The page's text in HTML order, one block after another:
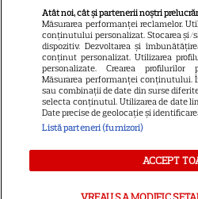
Copyright2026 Ringier Romania
Jocurile de noroc sunt
Atât noi, cât și partenerii noștri
Măsurarea performanței reclamelor.
conținutului personalizat. Stocarea și/
dispozitiv. Dezvoltarea și
conținut personalizat. Utilizarea
personalizate. Crearea profilurilor
Măsurarea performanței
sau combinații de date din surse
selecta conținutul. Utilizarea de date
Date precise de geolocație și
Listă parteneri (furnizori)
ACCEPT